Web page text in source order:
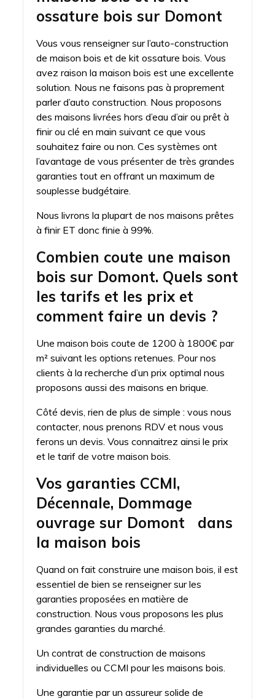
ossature bois sur Domont
Vous vous renseigner sur l’auto-construction
de maison bois et de kit ossature bois. Vous
avez raison la maison bois est une excellente
solution. Nous ne faisons pas à proprement
parler d’auto construction. Nous proposons
des maisons livrées hors d’eau d’air ou prêt à
finir ou clé en main suivant ce que vous
souhaitez faire ou non. Ces systèmes ont
l’avantage de vous présenter de très grandes
garanties tout en offrant un maximum de
souplesse budgétaire.
Nous livrons la plupart de nos maisons prêtes
à finir ET donc finie à 99%.
Combien coute une maison
bois sur Domont. Quels sont
les tarifs et les prix et
comment faire un devis ?
Une maison bois coute de 1200 à 1800€ par
m² suivant les options retenues. Pour nos
clients à la recherche d’un prix optimal nous
proposons aussi des maisons en brique.
Côté devis, rien de plus de simple : vous nous
contacter, nous prenons RDV et nous vous
ferons un devis. Vous connaitrez ainsi le prix
et le tarif de votre maison bois.
Vos garanties CCMI,
Décennale, Dommage
ouvrage sur Domont dans
la maison bois
Quand on fait construire une maison bois, il est
essentiel de bien se renseigner sur les
garanties proposées en matière de
construction. Nous vous proposons les plus
grandes garanties du marché.
Un contrat de construction de maisons
individuelles ou CCMI pour les maisons bois.
Une garantie par un assureur solide de